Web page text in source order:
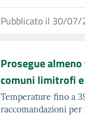
Pubblicato il 30/07/
Prosegue
comuni limitrofi
Temperature fino a
raccomandazioni